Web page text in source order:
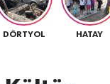
DÖRTYOL HATAY